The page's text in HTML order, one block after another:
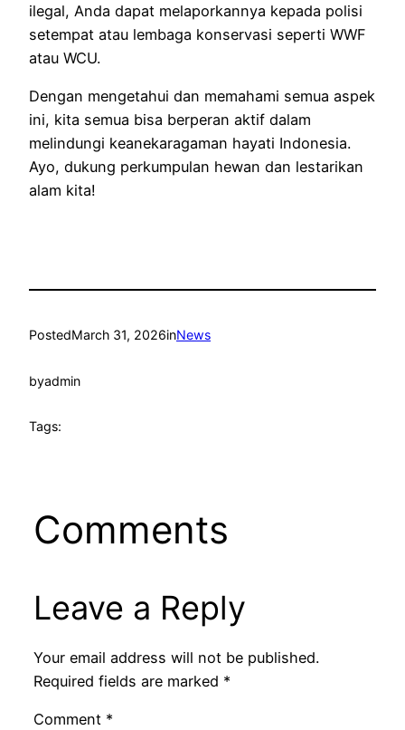
ilegal, Anda dapat melaporkannya kepada polisi
setempat atau lembaga konservasi seperti WWF
atau WCU.
Dengan mengetahui dan memahami semua aspek
ini, kita semua bisa berperan aktif dalam
melindungi keanekaragaman hayati Indonesia.
Ayo, dukung perkumpulan hewan dan lestarikan
alam kita!
PostedMarch 31, 2026inNews
byadmin
Tags:
Comments
Leave a Reply
Your email address will not be published.
Required fields are marked *
Comment *